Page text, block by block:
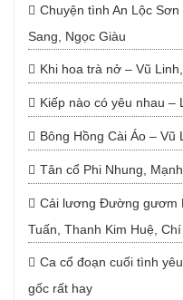
Chuyện tình An Lộc
Sang, Ngọc Giàu
Khi hoa trà nở – Vũ
Kiếp nào có yêu nhau –
Bông Hồng Cài Áo – Vũ
Tân cổ Phi Nhung,
Cải lương Đường gươm
Tuấn, Thanh Kim Huệ,
Ca cổ đoạn cuối tình
gốc rất hay